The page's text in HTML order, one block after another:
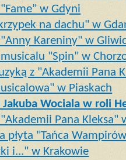
w Gdyni
na dachu" w
Kareniny" w
"Spin" w
z "Akademii Pana
w Piaskach
Jakuba Wociala w roli
Pana Kleksa"
płyta "Tańca
i..." w Krakowie